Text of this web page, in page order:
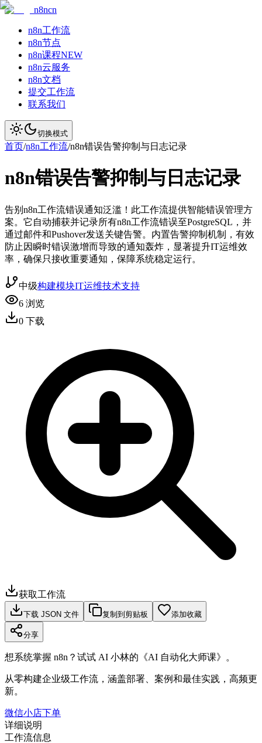
n8ncn
n8n工作流
n8n节点
n8n课程NEW
n8n云服务
n8n文档
提交工作流
联系我们
切换模式
首页/n8n工作流/n8n错误告警抑制与日志记录
n8n错误告警抑制与日志记录
告别n8n工作流错误通知泛滥！此工作流提供智能错误管理方
案。它自动捕获并记录所有n8n工作流错误至PostgreSQL，并
通过邮件和Pushover发送关键告警。内置告警抑制机制，有效
防止因瞬时错误激增而导致的通知轰炸，显著提升IT运维效
率，确保只接收重要通知，保障系统稳定运行。
中级构建模块IT运维技术支持
6 浏览
0 下载
获取工作流
下载 JSON 文件 复制到剪贴板 添加收藏
分享
想系统掌握 n8n？试试 AI 小林的《AI 自动化大师课》。
从零构建企业级工作流，涵盖部署、案例和最佳实践，高频更
新。
微信小店下单
详细说明
工作流信息